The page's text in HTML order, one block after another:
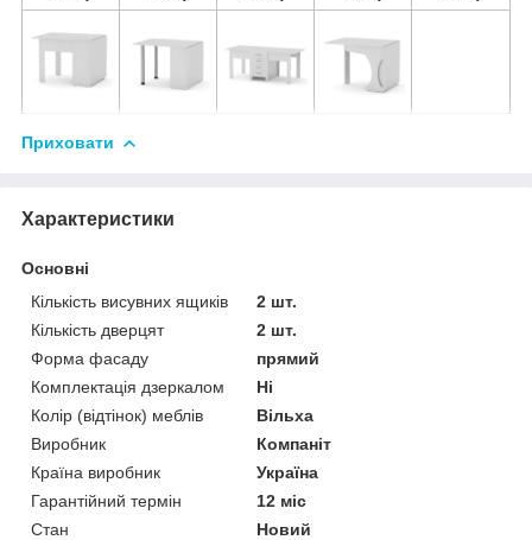
Приховати
Характеристики
Основні
Кількість висувних ящиків
2 шт.
Кількість дверцят
2 шт.
Форма фасаду
прямий
Комплектація дзеркалом
Ні
Колір (відтінок) меблів
Вільха
Виробник
Компаніт
Країна виробник
Україна
Гарантійний термін
12 міс
Стан
Новий